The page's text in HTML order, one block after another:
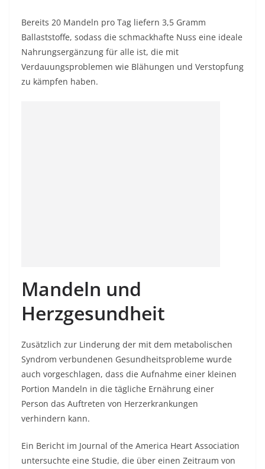
Bereits 20 Mandeln pro Tag liefern 3,5 Gramm
Ballaststoffe, sodass die schmackhafte Nuss eine ideale
Nahrungsergänzung für alle ist, die mit
Verdauungsproblemen wie Blähungen und Verstopfung
zu kämpfen haben.
Mandeln und
Herzgesundheit
Zusätzlich zur Linderung der mit dem metabolischen
Syndrom verbundenen Gesundheitsprobleme wurde
auch vorgeschlagen, dass die Aufnahme einer kleinen
Portion Mandeln in die tägliche Ernährung einer
Person das Auftreten von Herzerkrankungen
verhindern kann.
Ein Bericht im Journal of the America Heart Association
untersuchte eine Studie, die über einen Zeitraum von